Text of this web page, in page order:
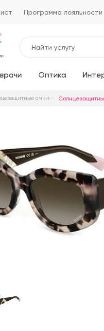
Программа лояльности
Оптика
очки